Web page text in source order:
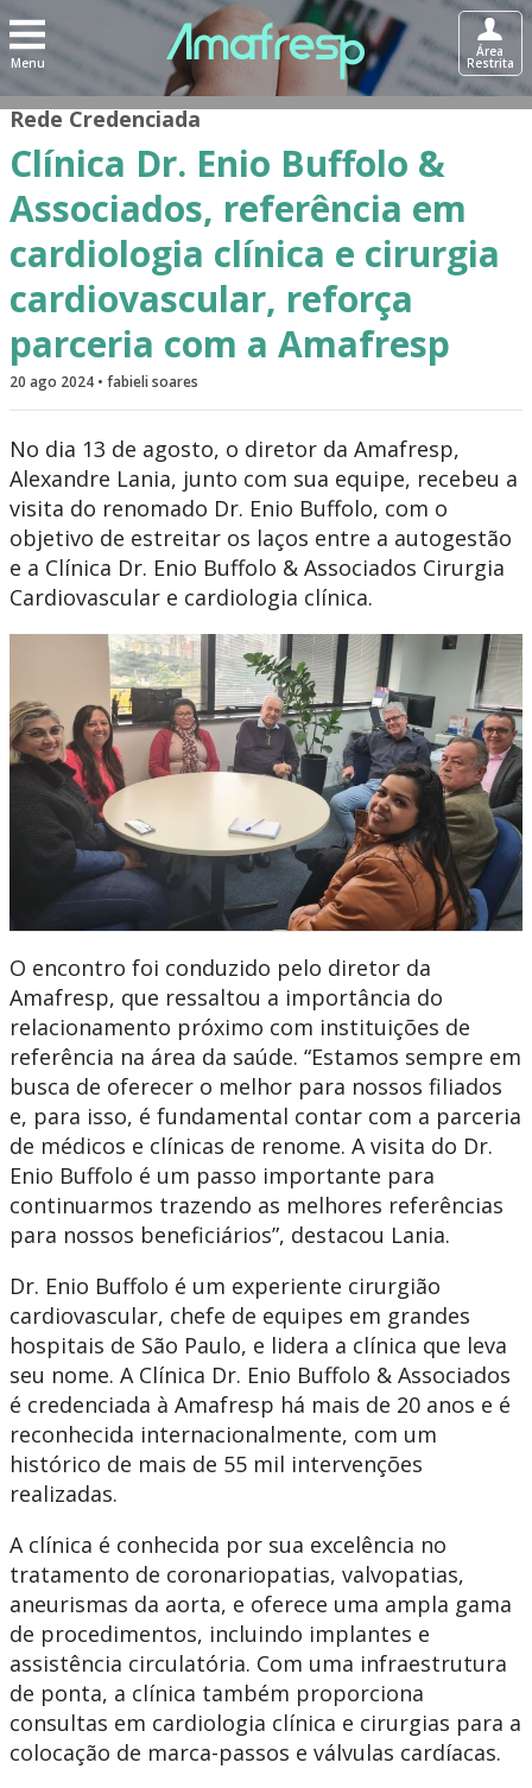
Menu
Área
Restrita
Rede Credenciada
Clínica Dr. Enio Buffolo &
Associados, referência em
cardiologia clínica e cirurgia
cardiovascular, reforça
parceria com a Amafresp
20 ago 2024 • fabieli soares
No dia 13 de agosto, o diretor da Amafresp,
Alexandre Lania, junto com sua equipe, recebeu a
visita do renomado Dr. Enio Buffolo, com o
objetivo de estreitar os laços entre a autogestão
e a Clínica Dr. Enio Buffolo & Associados Cirurgia
Cardiovascular e cardiologia clínica.
O encontro foi conduzido pelo diretor da
Amafresp, que ressaltou a importância do
relacionamento próximo com instituições de
referência na área da saúde. “Estamos sempre em
busca de oferecer o melhor para nossos filiados
e, para isso, é fundamental contar com a parceria
de médicos e clínicas de renome. A visita do Dr.
Enio Buffolo é um passo importante para
continuarmos trazendo as melhores referências
para nossos beneficiários”, destacou Lania.
Dr. Enio Buffolo é um experiente cirurgião
cardiovascular, chefe de equipes em grandes
hospitais de São Paulo, e lidera a clínica que leva
seu nome. A Clínica Dr. Enio Buffolo & Associados
é credenciada à Amafresp há mais de 20 anos e é
reconhecida internacionalmente, com um
histórico de mais de 55 mil intervenções
realizadas.
A clínica é conhecida por sua excelência no
tratamento de coronariopatias, valvopatias,
aneurismas da aorta, e oferece uma ampla gama
de procedimentos, incluindo implantes e
assistência circulatória. Com uma infraestrutura
de ponta, a clínica também proporciona
consultas em cardiologia clínica e cirurgias para a
colocação de marca-passos e válvulas cardíacas.